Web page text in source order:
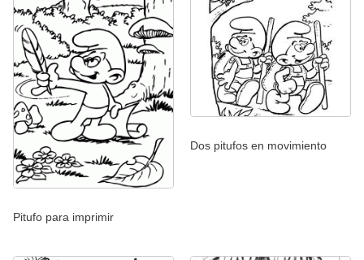
Pitufo para imprimir
Dos pitufos en movimiento